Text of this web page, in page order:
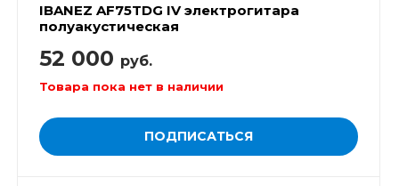
IBANEZ AF75TDG IV электрогитара
полуакустическая
52 000 руб.
Товара пока нет в наличии
ПОДПИСАТЬСЯ